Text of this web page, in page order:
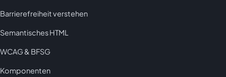
Barrierefreiheit verstehen
Semantisches HTML
WCAG & BFSG
Komponenten